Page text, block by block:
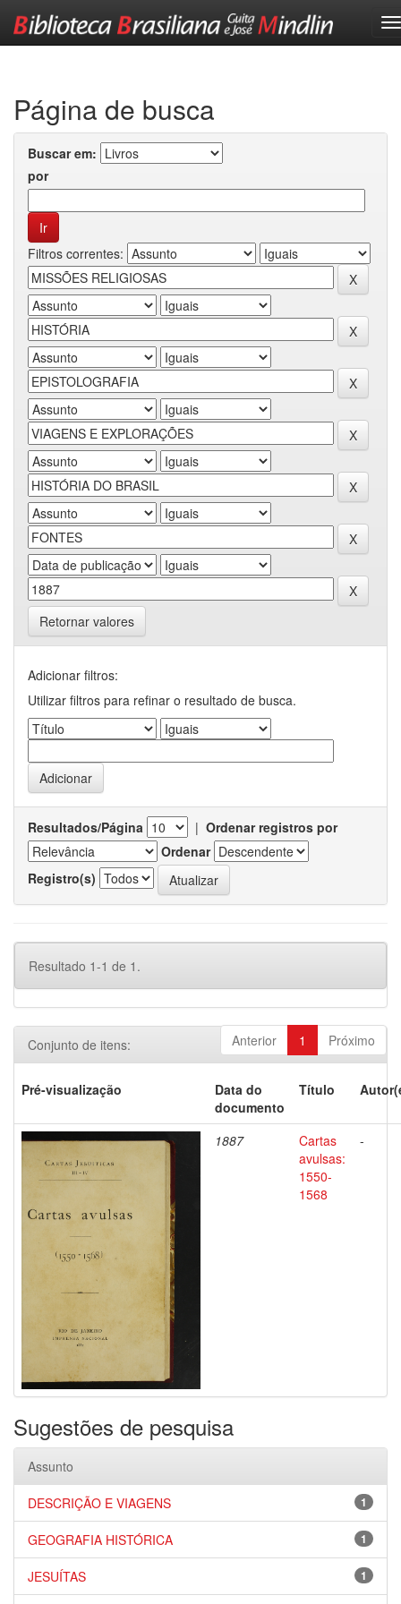
Página de busca
Buscar em:
por
Filtros correntes:
Retornar valores
Adicionar filtros:
Utilizar filtros para refinar o resultado de busca.
Resultados/Página | Ordenar registros por
Ordenar
Registro(s)
Resultado 1-1 de 1.
Anterior 1 Próximo
Conjunto de itens:
Pré-visualização
Data do
documento
Título
1887
Cartas
avulsas:
1550-
1568
-
Sugestões de pesquisa
Assunto
1
DESCRIÇÃO E VIAGENS
1
GEOGRAFIA HISTÓRICA
1
JESUÍTAS